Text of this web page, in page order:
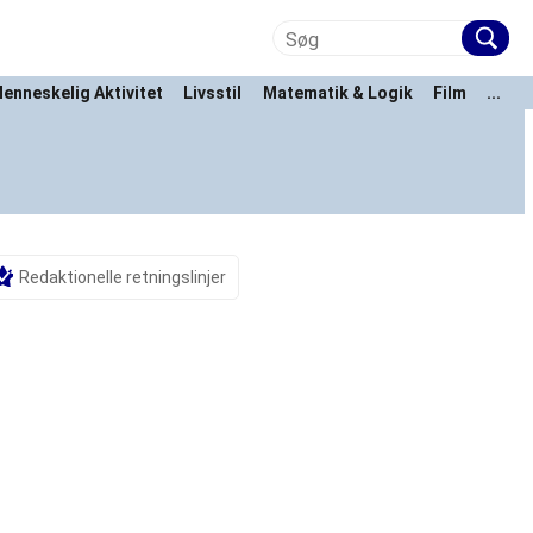
Aktivitet Livsstil Matematik & Logik Film ...
Redaktionelle retningslinjer